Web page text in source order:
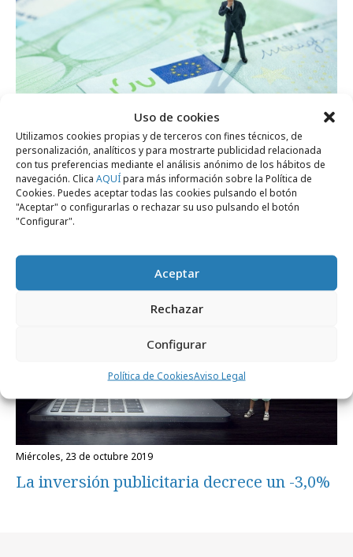
Uso de cookies
Utilizamos cookies propias y de terceros con fines técnicos, de
personalización, analíticos y para mostrarte publicidad relacionada
con tus preferencias mediante el análisis anónimo de los hábitos de
navegación. Clica AQUÍpara más información sobre la Política de
Cookies. Puedes aceptar todas las cookies pulsando el botón
"Aceptar" o configurarlas o rechazar su uso pulsando el botón
"Configurar".
Aceptar
Rechazar
Configurar
Política de CookiesAviso Legal
lunes, 25 de noviembre 2019
La inversión publicitaria se estanca
Formación y estudios
miércoles, 23 de octubre 2019
La inversión publicitaria decrece un -3,0%